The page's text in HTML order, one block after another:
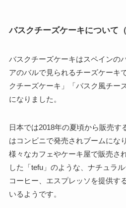
バスクチーズケーキについて（
バスクチーズケーキはスペインの
アのバルで見られるチーズケーキ
クチーズケーキ」「バスク風チー
になりました。
日本では2018年の夏頃から販売す
はコンビニで発売されブームにな
様々なカフェやケーキ屋で販売さ
した「tefu」のような、ナチュラ
コーヒー、エスプレッソを提供す
いるようです。